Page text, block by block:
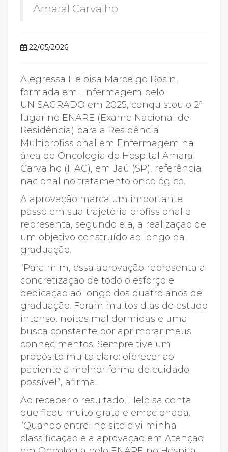
Amaral Carvalho
22/05/2026
A egressa Heloisa Marcelgo Rosin,
formada em Enfermagem pelo
UNISAGRADO em 2025, conquistou o 2º
lugar no ENARE (Exame Nacional de
Residência) para a Residência
Multiprofissional em Enfermagem na
área de Oncologia do Hospital Amaral
Carvalho (HAC), em Jaú (SP), referência
nacional no tratamento oncológico.
A aprovação marca um importante
passo em sua trajetória profissional e
representa, segundo ela, a realização de
um objetivo construído ao longo da
graduação.
“Para mim, essa aprovação representa a
concretização de todo o esforço e
dedicação ao longo dos quatro anos de
graduação. Foram muitos dias de estudo
intenso, noites mal dormidas e uma
busca constante por aprimorar meus
conhecimentos. Sempre tive um
propósito muito claro: oferecer ao
paciente a melhor forma de cuidado
possível”, afirma.
Ao receber o resultado, Heloisa conta
que ficou muito grata e emocionada.
“Quando entrei no site e vi minha
classificação e a aprovação em Atenção